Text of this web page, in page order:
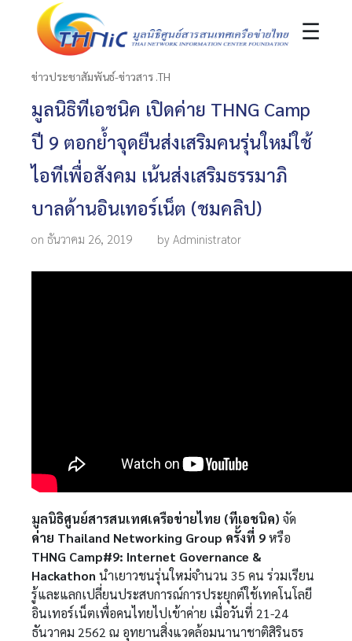
☰
ข่าวประชาสัมพันธ์-ข่าวสาร .TH
มูลนิธิทีเอชนิค เปิดค่าย THNG Camp
ปี 9 ตอกย้ำจุดยืนส่งเสริมคนรุ่นใหม่ใช้
ไอทีเพื่อสังคม เน้นส่งเสริมธรรมาภิ
บาลด้านอินเทอร์เน็ต (ชมคลิป)
on ธันวาคม 26, 2019 by Administrator
มูลนิธิศูนย์สารสนเทศเครือข่ายไทย (ทีเอชนิค) จัด
ค่าย Thailand Networking Group ครั้งที่ 9หรือ
THNG Camp#9: Internet Governance &
Hackathon นำเยาวชนรุ่นใหม่จำนวน 35 คน ร่วมเรียน
รู้และแลกเปลี่ยนประสบการณ์การประยุกต์ใช้เทคโนโลยี
อินเทอร์เน็ตเพื่อคนไทยไปเข้าค่าย เมื่อวันที่ 21-24
ธันวาคม 2562 ณ อุทยานสิ่งแวดล้อมนานาชาติสิรินธร